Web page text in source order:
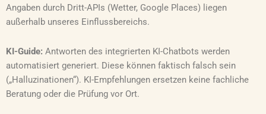
Angaben durch Dritt-APIs (Wetter, Google Places) liegen
außerhalb unseres Einflussbereichs.
KI-Guide: Antworten des integrierten KI-Chatbots werden
automatisiert generiert. Diese können faktisch falsch sein
(„Halluzinationen“). KI-Empfehlungen ersetzen keine fachliche
Beratung oder die Prüfung vor Ort.